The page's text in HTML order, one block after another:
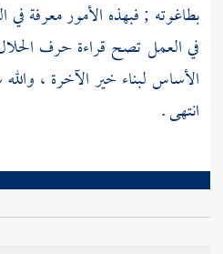
بطاغوته ; فبهذه الأمور معرفة في
في العمل تصح قراءة حرف
الأساس لبناء خير الآخرة ،
انتهى .